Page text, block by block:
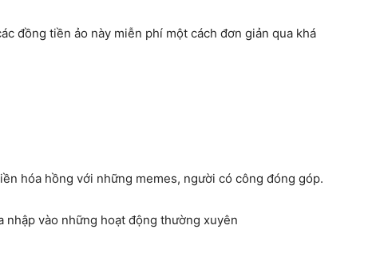
đồng tiền ảo này miễn phí một cách đơn giản qua khá
hóa hồng với những memes, người có công đóng góp.
vào những hoạt động thường xuyên